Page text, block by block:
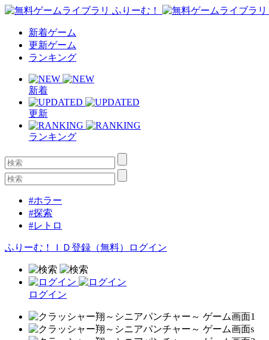
新着ゲーム
更新ゲーム
ランキング
新着
更新
ランキング
#ホラー
#探索
#レトロ
ふりーむ！ＩＤ登録（無料） ログイン
ログイン